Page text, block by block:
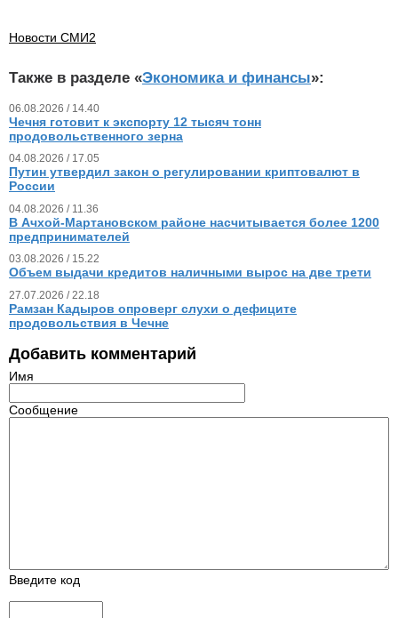
Новости СМИ2
Также в разделе «Экономика и финансы»:
06.08.2026 / 14.40
Чечня готовит к экспорту 12 тысяч тонн
продовольственного зерна
04.08.2026 / 17.05
Путин утвердил закон о регулировании криптовалют в
России
04.08.2026 / 11.36
В Ачхой-Мартановском районе насчитывается более 1200
предпринимателей
03.08.2026 / 15.22
Объем выдачи кредитов наличными вырос на две трети
27.07.2026 / 22.18
Рамзан Кадыров опроверг слухи о дефиците
продовольствия в Чечне
Добавить комментарий
Имя
Сообщение
Введите код